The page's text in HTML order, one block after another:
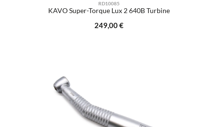
RD10085
KAVO Super-Torque Lux 2 640B Turbine
Regulärer Preis:
249,00 €